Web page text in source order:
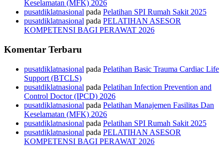
Keselamatan (MFK) 2026
pusatdiklatnasional pada Pelatihan SPI Rumah Sakit 2025
pusatdiklatnasional pada PELATIHAN ASESOR
KOMPETENSI BAGI PERAWAT 2026
Komentar Terbaru
pusatdiklatnasional pada Pelatihan Basic Trauma Cardiac Life
Support (BTCLS)
pusatdiklatnasional pada Pelatihan Infection Prevention and
Control Doctor (IPCD) 2026
pusatdiklatnasional pada Pelatihan Manajemen Fasilitas Dan
Keselamatan (MFK) 2026
pusatdiklatnasional pada Pelatihan SPI Rumah Sakit 2025
pusatdiklatnasional pada PELATIHAN ASESOR
KOMPETENSI BAGI PERAWAT 2026